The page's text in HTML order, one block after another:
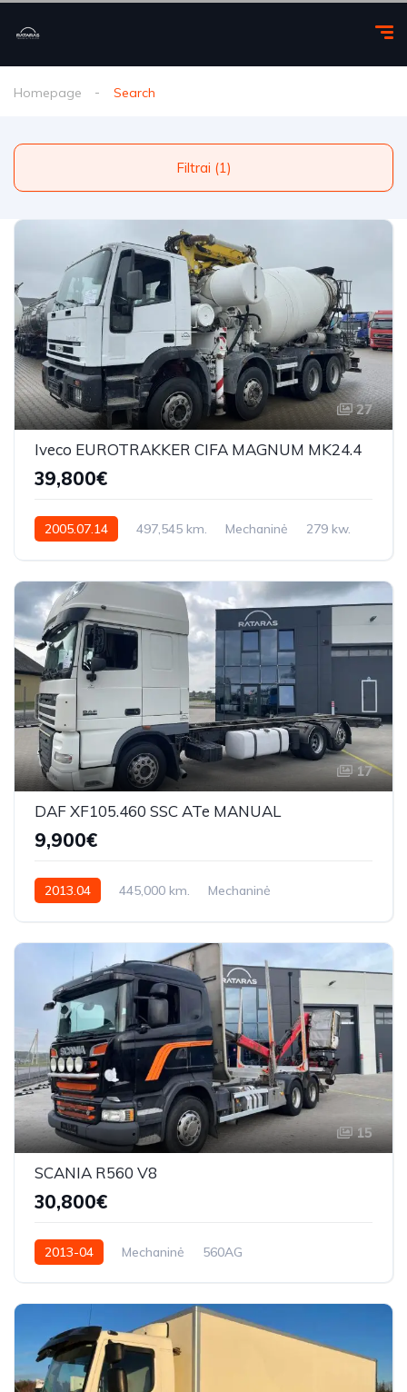
Homepage Search
Filtrai (1)
27
Iveco EUROTRAKKER CIFA MAGNUM MK24.4
39,800€
2005.07.14 497,545 km. Mechaninė
279 kw.
17
DAF XF105.460 SSC ATe MANUAL
9,900€
2013.04 445,000 km.
Mechaninė
15
SCANIA R560 V8
30,800€
2013-04 Mechaninė 560AG